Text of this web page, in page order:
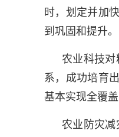
时，划定并加
到巩固和提升。
农业科技对
系，成功培育
基本实现全覆
农业防灾减